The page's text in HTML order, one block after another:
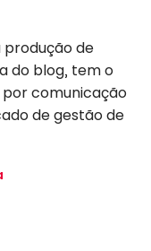
de
do blog, tem o
por comunicação
de gestão de